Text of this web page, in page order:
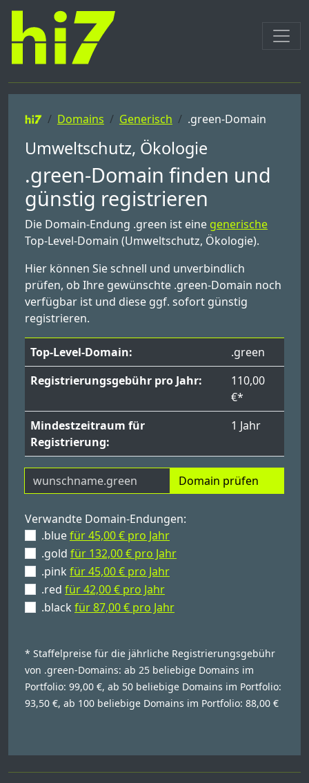
Domains Generisch .green-Domain
Umweltschutz, Ökologie
.green-Domain finden und
günstig registrieren
Die Domain-Endung .green ist eine generische
Top-Level-Domain (Umweltschutz, Ökologie).
Hier können Sie schnell und unverbindlich
prüfen, ob Ihre gewünschte .green-Domain noch
verfügbar ist und diese ggf. sofort günstig
registrieren.
Top-Level-Domain:
.green
Registrierungsgebühr pro Jahr:
110,00
€*
Mindestzeitraum für
Registrierung:
1 Jahr
Domain prüfen
Verwandte Domain-Endungen:
.bluefür 45,00 € pro Jahr
.gold für 132,00 € pro Jahr
.pink für 45,00 € pro Jahr
.red für 42,00 € pro Jahr
.black für 87,00 € pro Jahr
* Staffelpreise für die jährliche Registrierungsgebühr
von .green-Domains: ab 25 beliebige Domains im
Portfolio: 99,00 €, ab 50 beliebige Domains im Portfolio:
93,50 €, ab 100 beliebige Domains im Portfolio: 88,00 €